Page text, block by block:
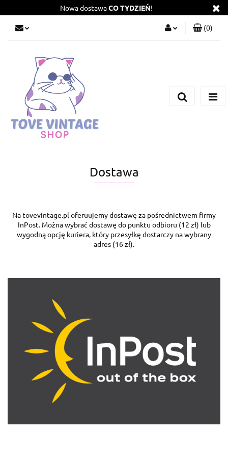
Nowa dostawaCO TYDZIEŃ!
(0)
Dostawa
Na tovevintage.pl oferuujemy dostawę za pośrednictwem firmy
InPost. Można wybrać dostawę do punktu odbioru (12 zł) lub
wygodną opcję kuriera, który przesyłkę dostarczy na wybrany
adres (16 zł).